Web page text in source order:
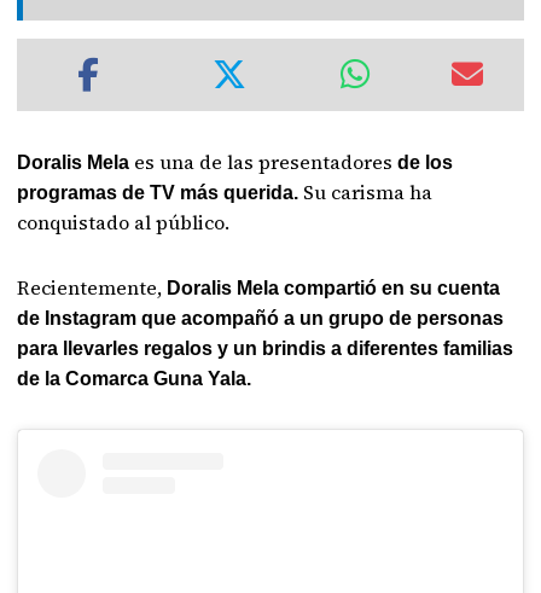
Doralis Mela es una de las presentadoresde los
programas de TV más querida. Su carisma ha
conquistado al público.
Recientemente, Doralis Mela compartió en su cuenta
de Instagram que acompañó a un grupo de personas
para llevarles regalos y un brindis a diferentes familias
de la Comarca Guna Yala.